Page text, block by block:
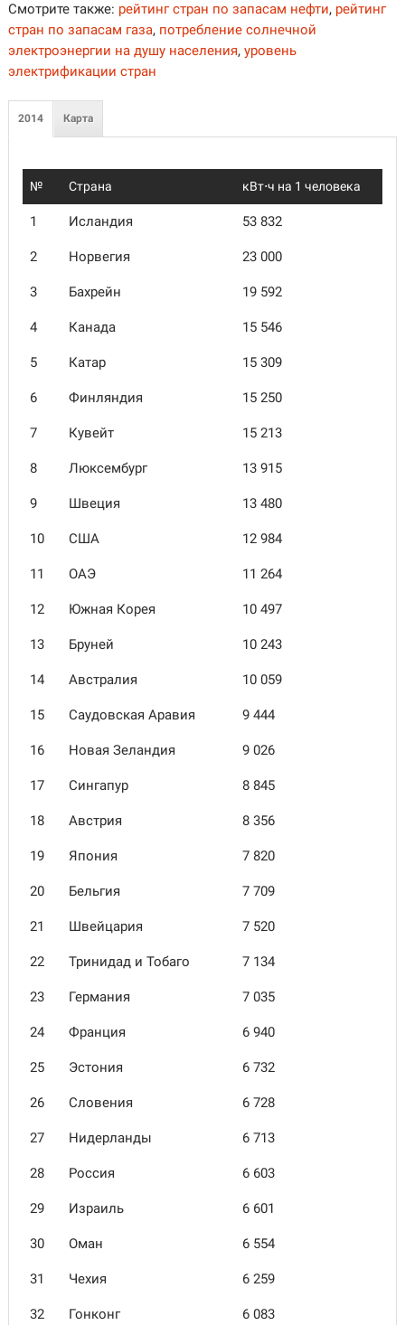
Смотрите также: рейтинг стран по запасам нефти, рейтинг
стран по запасам газа, потребление солнечной
электроэнергии на душу населения, уровень
электрификации стран
2014 Карта
№ Страна кВт⋅ч на 1 человека
1 Исландия 53 832
2 Норвегия 23 000
3 Бахрейн 19 592
4 Канада 15 546
5 Катар 15 309
6 Финляндия 15 250
7 Кувейт 15 213
8 Люксембург 13 915
9 Швеция 13 480
10 США 12 984
11 ОАЭ 11 264
12 Южная Корея 10 497
13 Бруней 10 243
14 Австралия 10 059
15 Саудовская Аравия 9 444
16 Новая Зеландия 9 026
17 Сингапур 8 845
18 Австрия 8 356
19 Япония 7 820
20 Бельгия 7 709
21 Швейцария 7 520
22 Тринидад и Тобаго 7 134
23 Германия 7 035
24 Франция 6 940
25 Эстония 6 732
26 Словения 6 728
27 Нидерланды 6 713
28 Россия 6 603
29 Израиль 6 601
30 Оман 6 554
31 Чехия 6 259
32 Гонконг 6 083